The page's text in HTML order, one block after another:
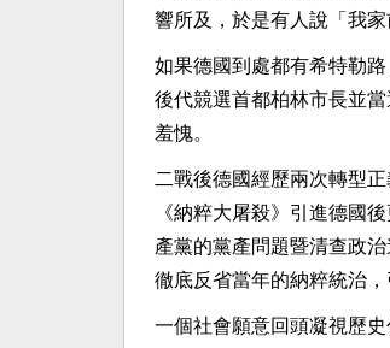
響所及，於是有人說「我
如果德國到處都有希特勒
後代競選首都柏林市長並
羞愧。
二戰後德國經歷兩次轉型
《納粹大屠殺》引進德國
產黨的黨產問題暨清查政
徹底反省當年的納粹統治
一個社會願意回頭凝視歷